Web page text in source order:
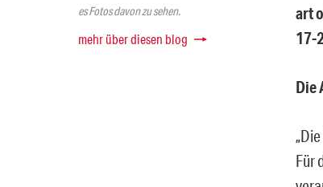
es Fotos davon zu sehen.
mehr über diesen blog
art
17-
Die
Für